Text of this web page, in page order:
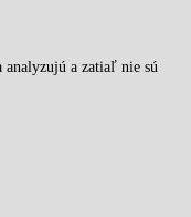
analyzujú a zatiaľ nie sú